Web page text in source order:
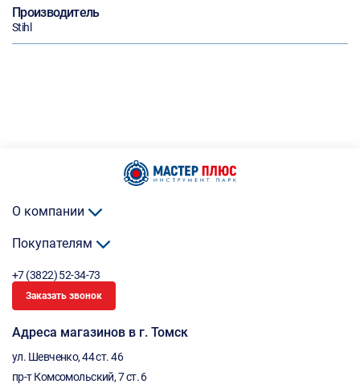
Производитель
Stihl
О компании
Покупателям
+7 (3822) 52-34-73
Заказать звонок
Адреса магазинов в г. Томск
ул. Шевченко, 44 ст. 46
пр-т Комсомольский, 7 ст. 6